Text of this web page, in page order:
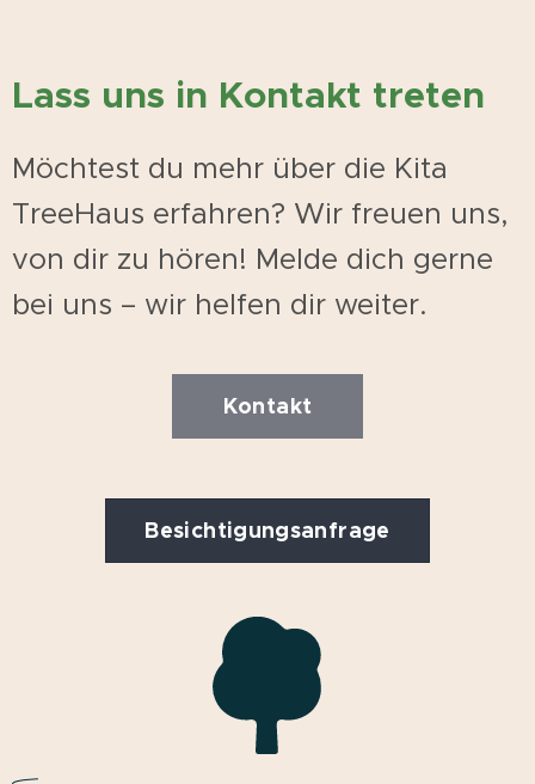
Lass uns in Kontakt treten
Möchtest du mehr über die Kita
TreeHaus erfahren? Wir freuen uns,
von dir zu hören! Melde dich gerne
bei uns – wir helfen dir weiter.
Kontakt
Besichtigungsanfrage